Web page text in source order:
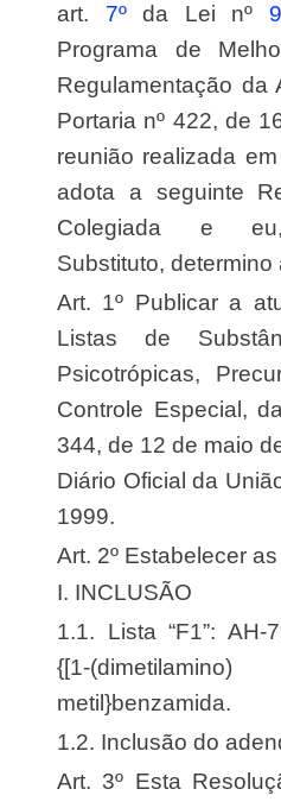
art. 7ºda Lei nº
Programa de
Regulamentação da
Portaria nº 422, de
reunião realizada
adota a seguinte
Colegiada e eu,
Substituto,
Art. 1º Publicar a atualização do Anexo I,
Listas de
Psicotrópicas,
Controle Especial,
344, de 12 de maio
Diário Oficial da
1999.
Art. 2º Estabelecer
I. INCLUSÃO
1.1. Lista “F1”: AH-7921 ou 3,4-dicloro-N-
{[1-
metil}benzamida.
1.2. Inclusão do
Art. 3º Esta Resolução entra em vigor na